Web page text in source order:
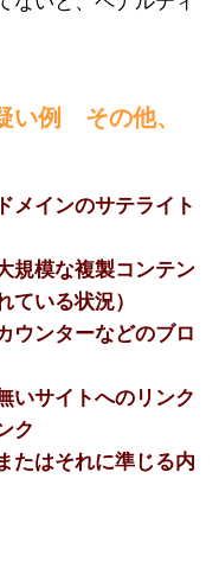
い例 その他、
メインのサテライト
規模な複製コンテン
ている状況）
ウンターなどのブロ
いサイトへのリンク
ク
たはそれに準じる内